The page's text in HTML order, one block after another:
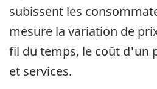
subissent les
mesure la variation de
fil du temps, le coût d'un
et services.